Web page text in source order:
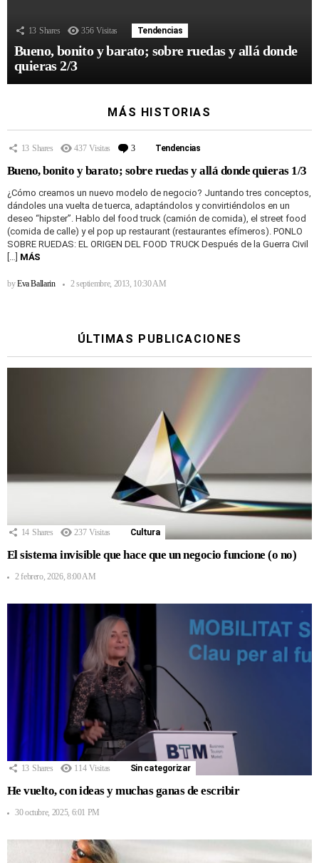
13 Shares 356 Visitas Tendencias
Bueno, bonito y barato; sobre ruedas y allá donde
quieras 2/3
MÁS HISTORIAS
13 Shares 437 Visitas 3 Comentarios
Tendencias
Bueno, bonito y barato; sobre ruedas y allá donde quieras 1/3
¿Cómo creamos un nuevo modelo de negocio? Juntando tres conceptos,
dándoles una vuelta de tuerca, adaptándolos y convirtiéndolos en un
deseo “hipster”. Hablo del food truck (camión de comida), el street food
(comida de calle) y el pop up restaurant (restaurantes efímeros). PONLO
SOBRE RUEDAS: EL ORIGEN DEL FOOD TRUCK Después de la Guerra Civil
[…] MÁS
byEva Ballarin 2 septiembre, 2013, 10:30 AM
ÚLTIMAS PUBLICACIONES
14 Shares 237 Visitas Cultura
El sistema invisible que hace que un negocio funcione (o no)
2 febrero, 2026, 8:00 AM
13 Shares 114 Visitas Sin categorizar
He vuelto, con ideas y muchas ganas de escribir
30 octubre, 2025, 6:01 PM